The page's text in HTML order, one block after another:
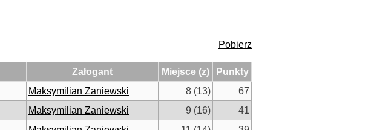
Pobierz
Załogant Miejsce (z)
Punkty
Maksymilian Zaniewski 8 (13)
67
Maksymilian Zaniewski 9 (16)
41